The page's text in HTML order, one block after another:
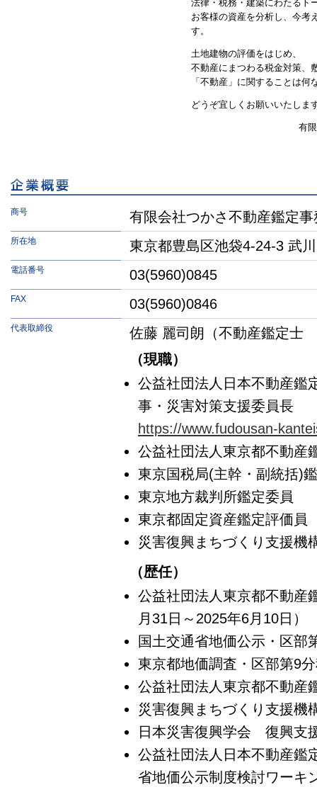
法律・税務・建築にわたるト
お客様の資産を分析し、今考
す。
土地建物の評価をはじめ、
不動産にまつわる税金対策、
「不動産」に関することは
どうぞ宜しくお願いいたしま
有
商号 有限会社つかさ不動産鑑定事
所在地 東京都豊島区池袋4-24-3 武
電話番号 03(5960)0845
FAX 03(5960)0846
代表取締役
佐藤 麗司朗（不動産鑑定士
（現職）
公益社団法人日本不動産鑑
事・災害対策支援委員長
https://www.fudousan-
公益社団法人東京都不動産
東京国税局(主幹・副統括)
東京地方裁判所鑑定委員
東京都固定資産鑑定評価員
災害復興まちづくり支援機
（歴任）
公益社団法人東京都不動産
月31日～2025年6月10日）
国土交通省地価公示・区部
東京都地価調査・区部第9
公益社団法人東京都不動産
災害復興まちづくり支援機
日本災害復興学会 復興支
公益社団法人日本不動産鑑
省地価公示制度検討ワーキ